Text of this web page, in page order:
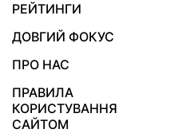
РЕЙТИНГИ
ДОВГИЙ ФОКУС
ПРО НАС
ПРАВИЛА
КОРИСТУВАННЯ
САЙТОМ